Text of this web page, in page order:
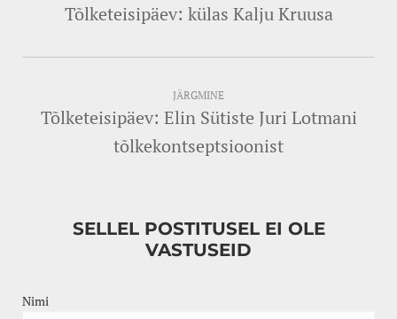
Tõlketeisipäev: külas Kalju Kruusa
JÄRGMINE
Tõlketeisipäev: Elin Sütiste Juri Lotmani
tõlkekontseptsioonist
SELLEL POSTITUSEL EI OLE
VASTUSEID
Nimi